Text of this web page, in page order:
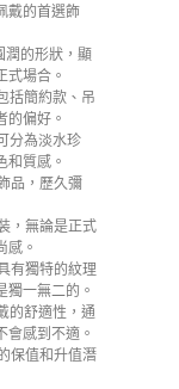
戴的首選飾
潤的形狀，顯
式場合。
括簡約款、吊
的偏好。
分為淡水珍
和質感。
品，歷久彌
，無論是正式
感。
有獨特的紋理
一無二的。
的舒適性，通
感到不適。
保值和升值潛